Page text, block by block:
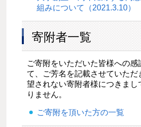
組みについて（2021.3.10）
寄附者一覧
ご寄附をいただいた皆様への感
て、ご芳名を記載させていただ
望されない寄附者様につきまし
りません。
ご寄附を頂いた方の一覧